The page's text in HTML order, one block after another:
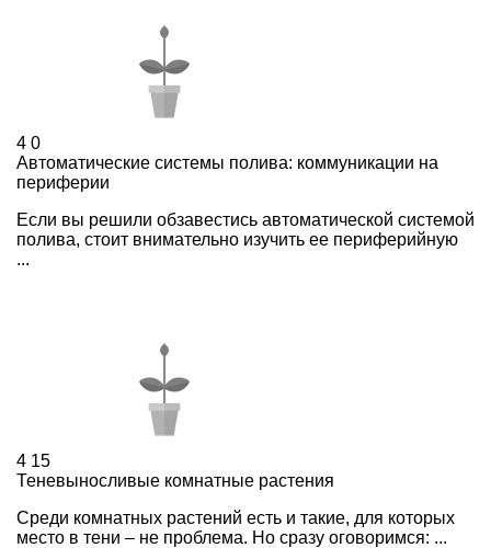
4 0
Автоматические системы полива: коммуникации на
периферии
Если вы решили обзавестись автоматической системой
полива, стоит внимательно изучить ее периферийную
...
4 15
Теневыносливые комнатные растения
Среди комнатных растений есть и такие, для которых
место в тени – не проблема. Но сразу оговоримся: ...